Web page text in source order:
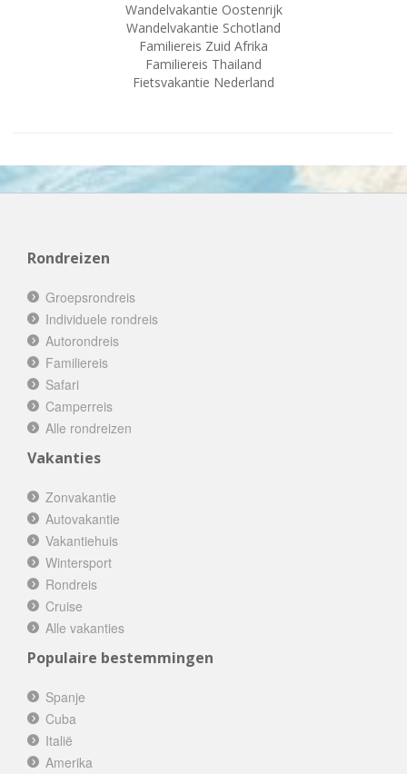
Wandelvakantie Oostenrijk
Wandelvakantie Schotland
Familiereis Zuid Afrika
Familiereis Thailand
Fietsvakantie Nederland
Rondreizen
Groepsrondreis
Individuele rondreis
Autorondreis
Familiereis
Safari
Camperreis
Alle rondreizen
Vakanties
Zonvakantie
Autovakantie
Vakantiehuis
Wintersport
Rondreis
Cruise
Alle vakanties
Populaire bestemmingen
Spanje
Cuba
Italië
Amerika